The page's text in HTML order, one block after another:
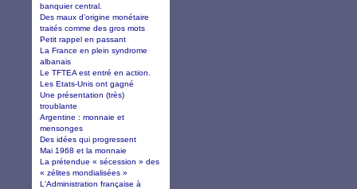
banquier central.
Des maux d’origine monétaire
traités comme des gros mots
Petit rappel en passant
La France en plein syndrome
albanais
Le TFTEA est entré en action.
Les Etats-Unis ont gagné
Une présentation (très)
troublante
Argentine : monnaie et
mensonges
Des idées qui progressent
Mai 1968 et la monnaie
La prétendue « sécession » des
« zélites mondialisées »
L'Administration française à